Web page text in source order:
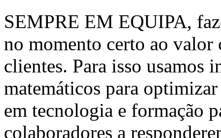
SEMPRE EM EQUIPA,
no momento certo ao valor
clientes. Para isso usamos
matemáticos para
em tecnologia e formação
colaboradores a